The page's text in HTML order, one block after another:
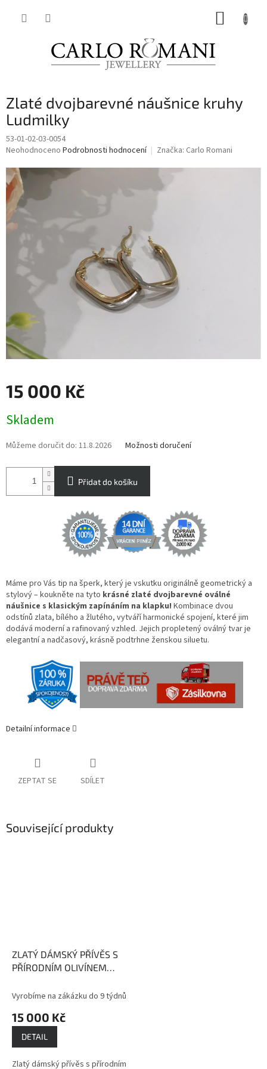
Zlaté dvojbarevné náušnice kruhy
Ludmilky
53-01-02-03-0054
Průměrné
produktu
je
0,0
z
5
hvězdiček.
Neohodnoceno Podrobnosti hodnocení Značka: Carlo Romani
15 000 Kč
cena:
Skladem
Můžeme doručit do: 11.8.2026 Možnosti doručení
Přidat do košíku
Máme pro Vás tip na šperk, který je vskutku originálně geometrický a
stylový – koukněte na tyto krásné zlaté dvojbarevné oválné
náušnice s klasickým zapínáním na klapku! Kombinace dvou
odstínů zlata, bílého a žlutého, vytváří harmonické spojení, které jim
dodává moderní a rafinovaný vzhled. Jejich propletený oválný tvar je
elegantní a nadčasový, krásně podtrhne ženskou siluetu.
Detailní informace
ZEPTAT SE SDÍLET
Související produkty
ZLATÝ DÁMSKÝ PŘÍVĚS S
PŘÍRODNÍM OLIVÍNEM
štěstí a energie
Vyrobíme na zákázku do 9 týdnů
15 000 Kč
DETAIL
Zlatý dámský přívěs s přírodním